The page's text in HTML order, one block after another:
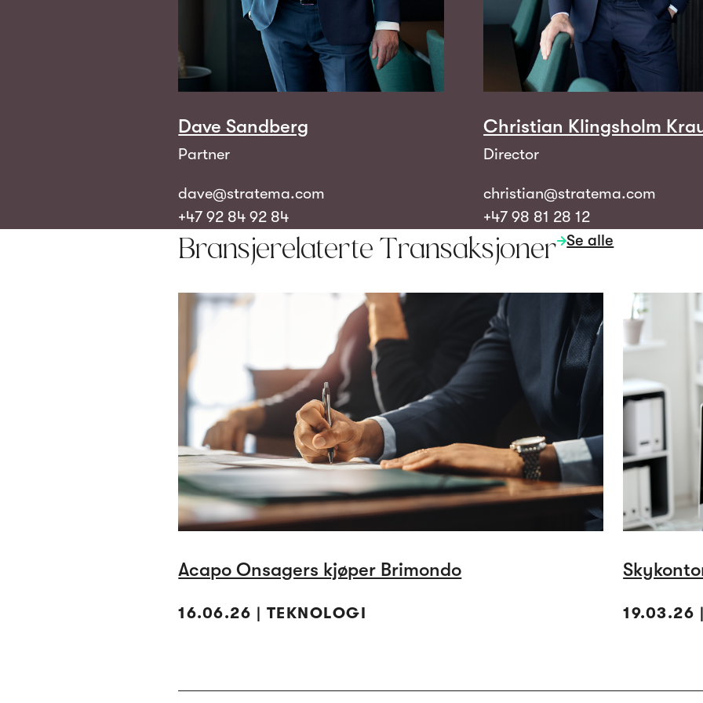
Dave Sandberg
Partner
dave@stratema.com
+47 92 84 92 84
Christian Klingsholm
Director
christian@stratema.com
+47 98 81 28 12
Bransjerelaterte Transaksjoner Se alle
Acapo Onsagers kjøper Brimondo
16.06.26 | TEKNOLOGI 19.03.26